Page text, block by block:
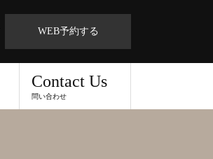
WEB予約する
Contact Us
問い合わせ